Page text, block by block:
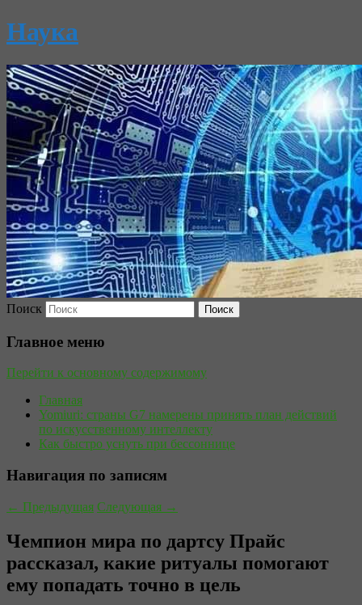
Наука
Поиск
Главное меню
Перейти к основному содержимому
Главная
Yomiuri: страны G7 намерены принять план действий
по искусственному интеллекту
Как быстро уснуть при бессоннице
Навигация по записям
← Предыдущая Следующая →
Чемпион мира по дартсу Прайс
рассказал, какие ритуалы помогают
ему попадать точно в цель